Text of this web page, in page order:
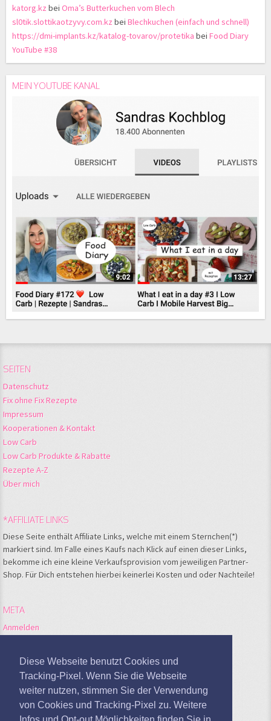
Diese Webseite benutzt Cookies und
Tracking-Pixel. Wenn Sie die Webseite
weiter nutzen, stimmen Sie der Verwendung
von Cookies und Tracking-Pixel zu. Weitere
katorg.kz bei Oma’s Butterkuchen vom Blech
sl0tik.slottikaotzyvy.com.kz bei Blechkuchen (einfach und schnell)
https://dmi-implants.kz/katalog-tovarov/protetika bei Food Diary
YouTube #38
MEIN YOUTUBE KANAL
SEITEN
Datenschutz
Fix ohne Fix Rezepte
Impressum
Kooperationen & Kontakt
Low Carb
Low Carb Produkte & Rabatte
Rezepte A-Z
Über mich
*AFFILIATE LINKS
Diese Seite enthält Affiliate Links, welche mit einem Sternchen(*)
markiert sind. Im Falle eines Kaufs nach Klick auf einen dieser Links,
bekomme ich eine kleine Verkaufsprovision vom jeweiligen Partner-
Shop. Für Dich entstehen hierbei keinerlei Kosten und oder Nachteile!
META
Anmelden
Kommentare-Feed
Google Analytics deaktivieren